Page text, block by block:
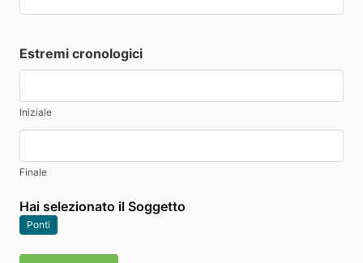
Estremi cronologici
Iniziale
Finale
Hai selezionato il Soggetto
Ponti